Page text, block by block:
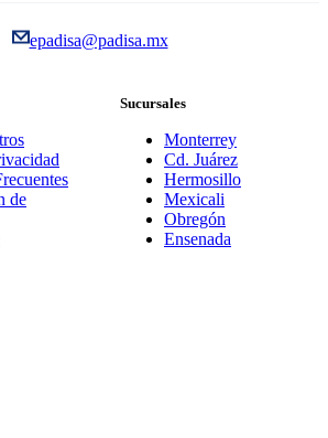
epadisa@padisa.mx
de
Sucursales
Monterrey
Cd. Juárez
Hermosillo
Mexicali
Obregón
Ensenada